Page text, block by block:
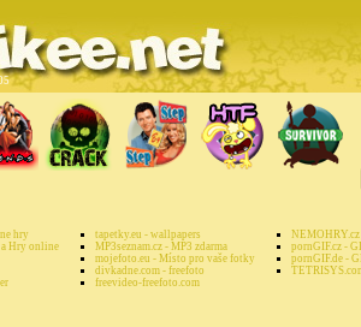
hry
a Hry online
tapetky.eu - wallpapers
MP3seznam.cz - MP3 zdarma
mojefoto.eu - Místo pro vaše fotky
divkadne.com - freefoto
freevideo-freefoto.com
NEMOHRY.cz
pornGIF.cz -
pornGIF.de -